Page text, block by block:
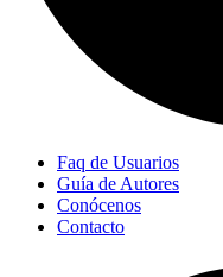
Faq de Usuarios
Guía de Autores
Conócenos
Contacto